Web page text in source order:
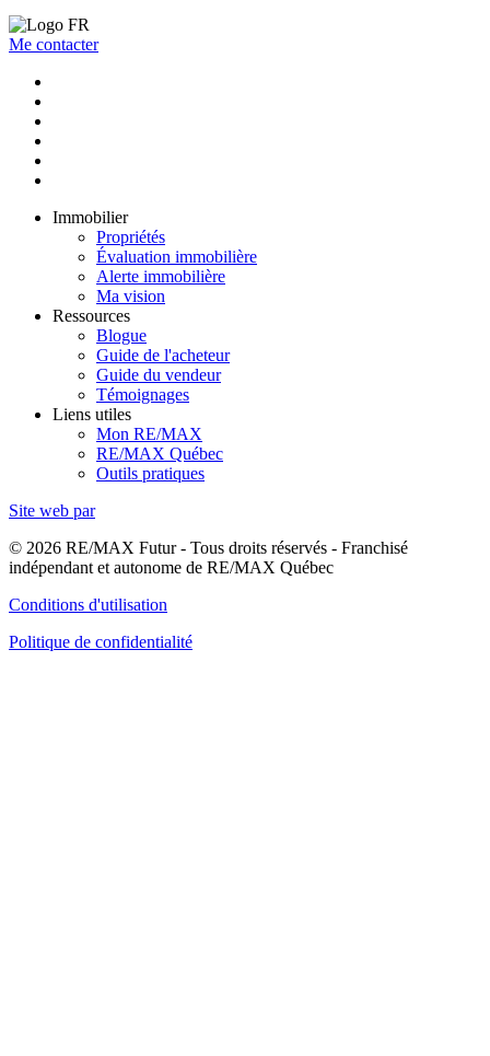
Me contacter
Immobilier
Propriétés
Évaluation immobilière
Alerte immobilière
Ma vision
Ressources
Blogue
Guide de l'acheteur
Guide du vendeur
Témoignages
Liens utiles
Mon RE/MAX
RE/MAX Québec
Outils pratiques
Site web par
© 2026 RE/MAX Futur - Tous droits réservés - Franchisé
indépendant et autonome de RE/MAX Québec
Conditions d'utilisation
Politique de confidentialité